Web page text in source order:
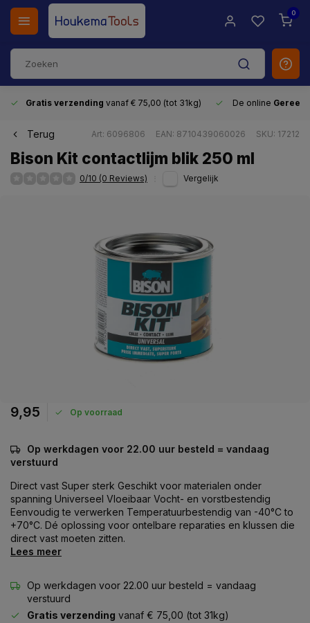
0
Gratis verzending vanaf € 75,00 (tot 31kg) De online
Terug Art: 6096806 EAN: 8710439060026 SKU: 17212
Bison Kit contactlijm blik 250 ml
0/10 (0 Reviews) Vergelijk
9,95 Op voorraad
Op werkdagen voor 22.00 uur besteld = vandaag
verstuurd
Direct vast Super sterk Geschikt voor materialen onder
spanning Universeel Vloeibaar Vocht- en vorstbestendig
Eenvoudig te verwerken Temperatuurbestendig van -40°C to
+70°C. Dé oplossing voor ontelbare reparaties en klussen die
direct vast moeten zitten.
Lees meer
Op werkdagen voor 22.00 uur besteld = vandaag
verstuurd
Gratis verzending vanaf € 75,00 (tot 31kg)